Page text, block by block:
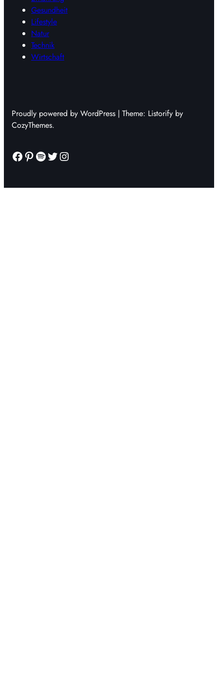
Gesundheit
Lifestyle
Natur
Technik
Wirtschaft
Proudly powered by WordPress | Theme: Listorify by
CozyThemes.
Facebook
Pinterest
Spotify
TwitterInstagram